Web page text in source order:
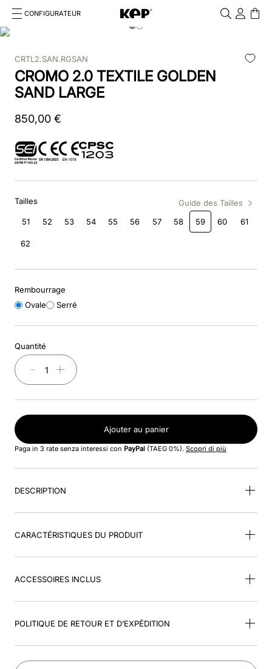
CONFIGURATEUR
Cosa stai cercando?
1.kep cromo 2 0
2.helmet
3.kep
4.smart nova
6. inserti
7.casco
8.smart
kep nero
10.nebula
CRTL2.SAN.RGSAN
CROMO 2.0 TEXTILE GOLDEN
SAND LARGE
850,00 €
Tailles
Guide des Tailles
51
52 53 54 55 56 57 58 59 60 61
62
Rembourrage
Ovale
Serré
Quantité
＋
－
Ajouter au panier
Paga in 3 rate senza interessi con PayPal (TAEG 0%). Scopri di più
DESCRIPTION
CARACTÉRISTIQUES DU PRODUIT
ACCESSOIRES INCLUS
POLITIQUE DE RETOUR ET D’EXPÉDITION